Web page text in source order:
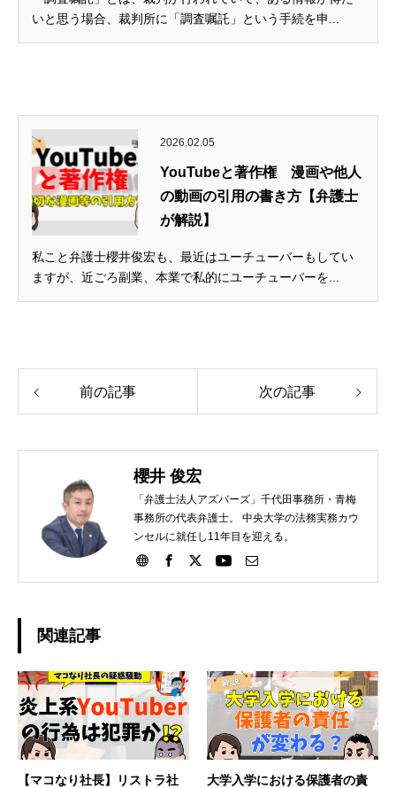
いと思う場合、裁判所に「調査嘱託」という手続を申...
2026.02.05
YouTubeと著作権 漫画や他人
の動画の引用の書き方【弁護士
が解説】
私こと弁護士櫻井俊宏も、最近はユーチューバーもしてい
ますが、近ごろ副業、本業で私的にユーチューバーを...
前の記事 次の記事
櫻井 俊宏
「弁護士法人アズバーズ」千代田事務所・青梅
事務所の代表弁護士。 中央大学の法務実務カウ
ンセルに就任し11年目を迎える。
関連記事
【マコなり社長】リストラ社
大学入学における保護者の責